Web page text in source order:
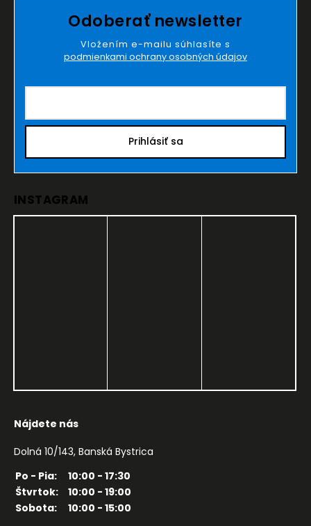
Odoberať newsletter
Vložením e-mailu súhlasíte s
podmienkami ochrany osobných údajov
Prihlásiť sa
INSTAGRAM
Nájdete nás
Dolná 10/143, Banská Bystrica
Po - Pia:
10:00 - 17:30
Štvrtok:
10:00 - 19:00
Sobota:
10:00 - 15:00